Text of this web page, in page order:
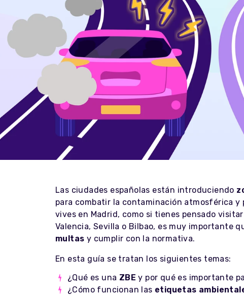
Reimbursement
Automatically reimburse your
drivers charging at home
through your business
Salary Sacrifice
Save up to 40% on public
charging costs for your business
with salary sacrifice from
Octopus
Las ciudades españolas están introduciendo
para combatir la contaminación atmosférica y
vives en Madrid, como si tienes pensado
Valencia, Sevilla o Bilbao, es muy importante
multas y cumplir con la normativa.
En esta guía se tratan los siguientes temas:
¿Qué es una ZBE y por qué es importante
¿Cómo funcionan las etiquetas